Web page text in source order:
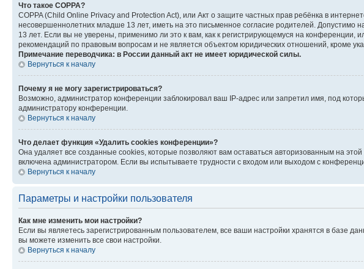
Что такое COPPA?
COPPA (Child Online Privacy and Protection Act), или Акт о защите частных прав ребёнка в
несовершеннолетних младше 13 лет, иметь на это письменное согласие родителей.
13 лет. Если вы не уверены, применимо ли это к вам, как к регистрирующемуся на
рекомендаций по правовым вопросам и не является объектом юридических отношений, кроме
Примечание переводчика: в России данный акт не имеет юридической силы.
Вернуться к началу
Почему я не могу зарегистрироваться?
Возможно, администратор конференции заблокировал ваш IP-адрес или запретил имя, под
администратору конференции.
Вернуться к началу
Что делает функция «Удалить cookies конференции»?
Она удаляет все созданные cookies, которые позволяют вам оставаться авторизованным на
включена администратором. Если вы испытываете трудности с входом или выходом с
Вернуться к началу
Параметры и настройки пользователя
Как мне изменить мои настройки?
Если вы являетесь зарегистрированным пользователем, все ваши настройки хранятся в базе
вы можете изменить все свои настройки.
Вернуться к началу